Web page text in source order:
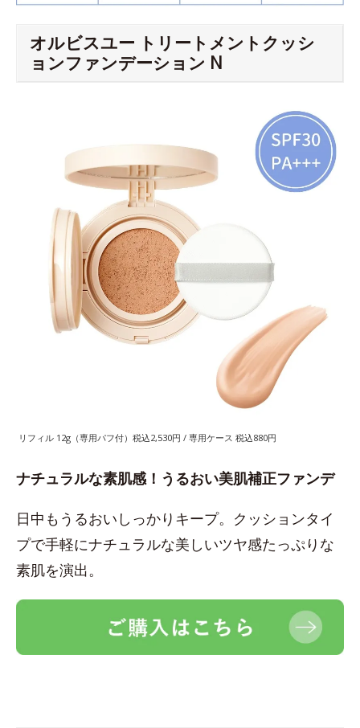
オルビスユー トリートメントクッシ
ョンファンデーション N
リフィル 12g（専用パフ付）税込2,530円 / 専用ケース 税込880円
ナチュラルな素肌感！うるおい美肌補正ファンデ
日中もうるおいしっかりキープ。クッションタイ
プで手軽にナチュラルな美しいツヤ感たっぷりな
素肌を演出。